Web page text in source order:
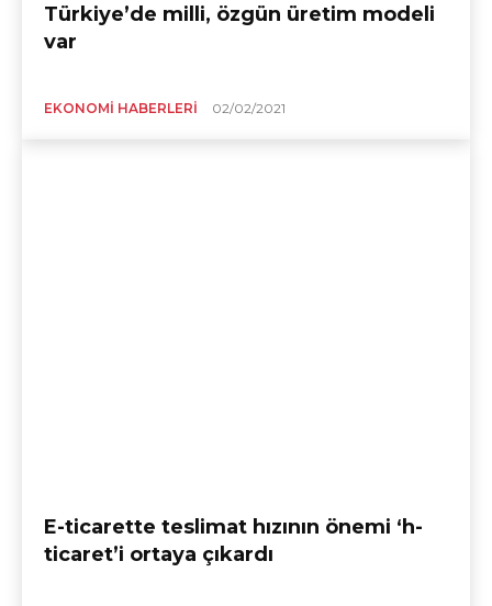
Türkiye’de milli, özgün üretim modeli
var
EKONOMI HABERLERI 02/02/2021
E-ticarette teslimat hızının önemi ‘h-
ticaret’i ortaya çıkardı